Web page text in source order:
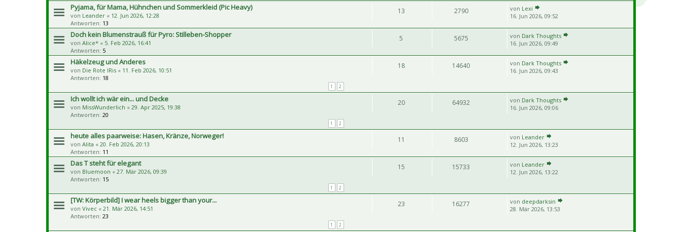
Pyjama, für Mama, Hühnchen und Sommerkleid (Pic Heavy)
von Leander « 12. Jun 2026, 12:28
Antworten: 13
13 2790 von Lexi
16. Jun 2026, 09:52
Doch kein Blumenstrauß für Pyro: Stilleben-Shopper
von Alice* « 5. Feb 2026, 16:41
Antworten: 5
5 5675 von Dark Thoughts
16. Jun 2026, 09:49
Häkelzeug und Anderes
von Die Rote IRis « 11. Feb 2026, 10:51
Antworten: 18
1 2
18 14640 von Dark Thoughts
16. Jun 2026, 09:43
Ich wollt ich wär ein... und Decke
von MissWunderlich « 29. Apr 2025, 19:38
Antworten: 20
1 2
20 64932 von Dark Thoughts
16. Jun 2026, 09:06
heute alles paarweise: Hasen, Kränze, Norweger!
von Alita « 20. Feb 2026, 20:13
Antworten: 11
11 8603 von Leander
12. Jun 2026, 13:23
Das T steht für elegant
von Bluemoon « 27. Mär 2026, 09:39
Antworten: 15
1 2
15 15733 von Leander
12. Jun 2026, 13:22
[TW: Körperbild] I wear heels bigger than your...
von Vivec « 21. Mär 2026, 14:51
Antworten: 23
1 2
23 16277 von deepdarksin
28. Mär 2026, 13:53